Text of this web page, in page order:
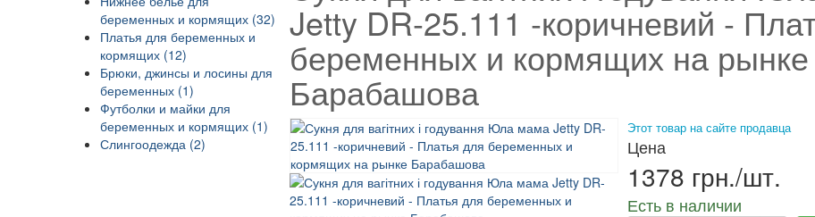
Jetty DR-25.111 -коричневий -
беременных и кормящих на рынке
Барабашова
Этот товар на сайте продавца
Цена
1378 грн./шт.
Есть в наличии
беременных и кормящих (32)
Платья для беременных и
кормящих (12)
Брюки, джинсы и лосины для
беременных (1)
Футболки и майки для
беременных и кормящих (1)
Слингоодежда (2)